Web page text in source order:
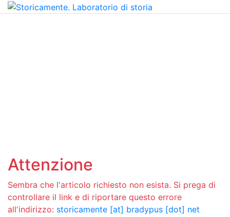
Attenzione
Sembra che l'articolo richiesto non esista. Si prega di
controllare il link e di riportare questo errore
all'indirizzo: storicamente [at] bradypus [dot] net